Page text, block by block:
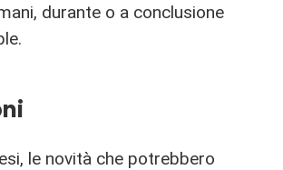
durante o a conclusione
le novità che potrebbero